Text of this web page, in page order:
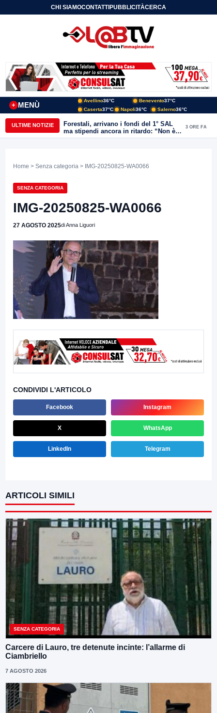
CHI SIAMOCONTATTIPUBBLICITÀCERCA
MENÙ
+
Avellino36°C Benevento37°C
Caserta37°C Napoli36°C Salerno36°C
ULTIME NOTIZIE
Forestali, arrivano i fondi del 1° SAL
ma stipendi ancora in ritardo: “Non è
più sostenibile”
3 ORE FA
Home > Senza categoria > IMG-20250825-WA0066
SENZA CATEGORIA
IMG-20250825-WA0066
27 AGOSTO 2025di Anna Liguori
CONDIVIDI L'ARTICOLO
Facebook Instagram
X WhatsApp
LinkedIn Telegram
ARTICOLI SIMILI
SENZA CATEGORIA
Carcere di Lauro, tre detenute incinte: l’allarme di
Ciambriello
7 AGOSTO 2026